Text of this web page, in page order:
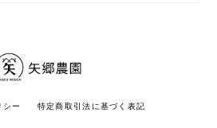
シー 特定商取引法に基づく表記